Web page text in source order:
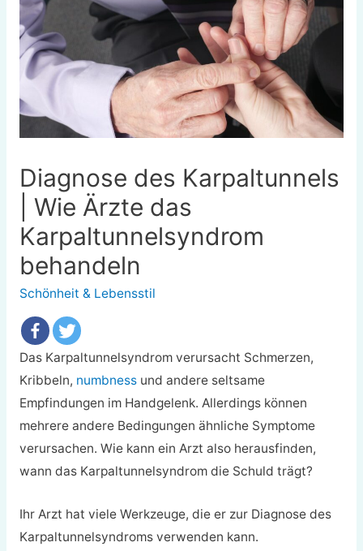
Diagnose des Karpaltunnels
| Wie Ärzte das
Karpaltunnelsyndrom
behandeln
Schönheit & Lebensstil
Das Karpaltunnelsyndrom verursacht Schmerzen,
Kribbeln, numbnessund andere seltsame
Empfindungen im Handgelenk. Allerdings können
mehrere andere Bedingungen ähnliche Symptome
verursachen. Wie kann ein Arzt also herausfinden,
wann das Karpaltunnelsyndrom die Schuld trägt?
Ihr Arzt hat viele Werkzeuge, die er zur Diagnose des
Karpaltunnelsyndroms verwenden kann.